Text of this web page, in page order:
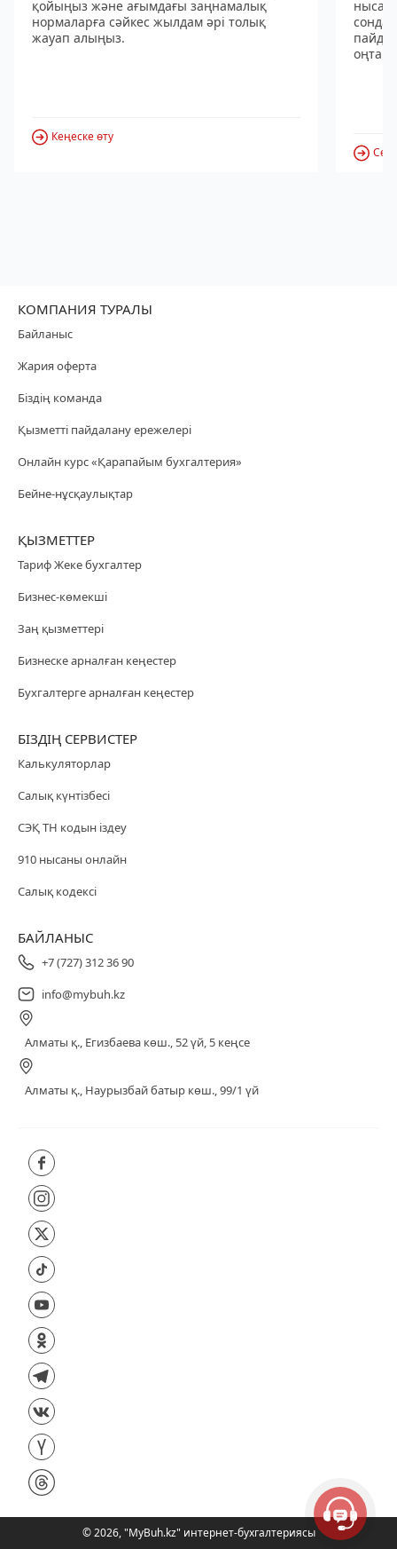
қойыңыз және ағымдағы заңнамалық
нормаларға сәйкес жылдам әрі толық
жауап алыңыз.
Кеңеске өту
КОМПАНИЯ ТУРАЛЫ
Байланыс
Жария оферта
Біздің команда
Қызметті пайдалану ережелері
Онлайн курс «Қарапайым бухгалтерия»
Бейне-нұсқаулықтар
ҚЫЗМЕТТЕР
Тариф Жеке бухгалтер
Бизнес-көмекші
Заң қызметтері
Бизнеске арналған кеңестер
Бухгалтерге арналған кеңестер
БІЗДІҢ СЕРВИСТЕР
Калькуляторлар
Салық күнтізбесі
СЭҚ ТН кодын іздеу
910 нысаны онлайн
Салық кодексі
БАЙЛАНЫС
+7 (727) 312 36 90
info@mybuh.kz
Алматы қ., Егизбаева көш., 52 үй, 5 кеңсе
Алматы қ., Наурызбай батыр көш., 99/1 үй
©2026,"MyBuh.kz" интернет-бухгалтериясы